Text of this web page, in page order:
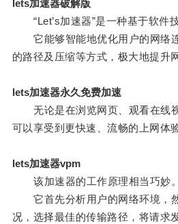
lets加速器破解版
“Let’s加速器”是一种基于软件技
它能够智能地优化用户的网络
的路径及压缩等方式，极大地提升
lets加速器永久免费加速
无论是在浏览网页、观看在线
可以享受到更快速、流畅的上网体验
lets加速器vpm
该加速器的工作原理相当巧妙。
它首先分析用户的网络环境，
况，选择最佳的传输路径，将请求